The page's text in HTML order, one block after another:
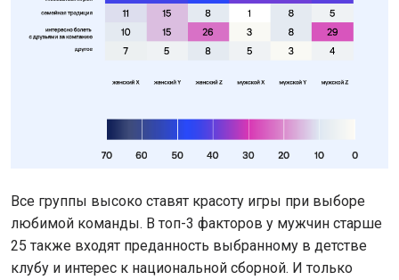
Все группы высоко ставят красоту игры при выборе
любимой команды. В топ-3 факторов у мужчин старше
25 также входят преданность выбранному в детстве
клубу и интерес к национальной сборной. И только